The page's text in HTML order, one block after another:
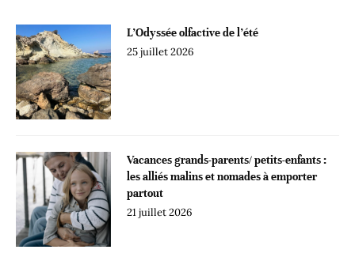
L’Odyssée olfactive de l’été
25 juillet 2026
Vacances grands-parents/ petits-enfants :
les alliés malins et nomades à emporter
partout
21 juillet 2026